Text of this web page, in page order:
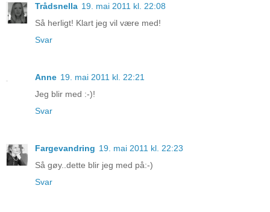
Trådsnella 19. mai 2011 kl. 22:08
Så herligt! Klart jeg vil være med!
Svar
Anne 19. mai 2011 kl. 22:21
Jeg blir med :-)!
Svar
Fargevandring 19. mai 2011 kl. 22:23
Så gøy..dette blir jeg med på:-)
Svar